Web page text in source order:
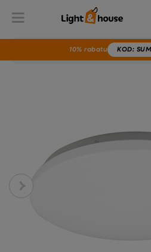
10% rabatu KOD: